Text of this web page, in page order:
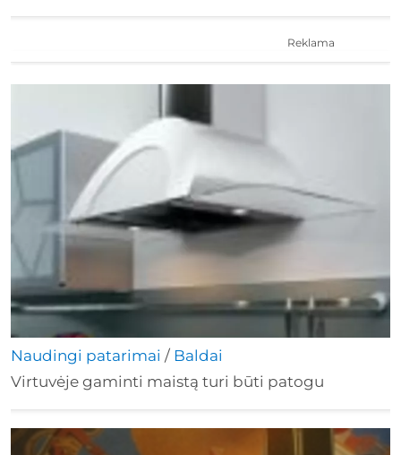
Naudingi patarimai / Baldai
Virtuvėje gaminti maistą turi būti patogu
Reklama